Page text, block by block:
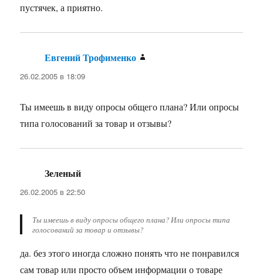
пустячек, а приятно.
Евгений Трофименко
26.02.2005 в 18:09
Ты имеешь в виду опросы общего плана? Или опросы
типа голосований за товар и отзывы?
Зеленый
26.02.2005 в 22:50
Ты имеешь в виду опросы общего плана? Или опросы типа
голосований за товар и отзывы?
да. без этого иногда сложно понять что не понравился
сам товар или просто объем информации о товаре